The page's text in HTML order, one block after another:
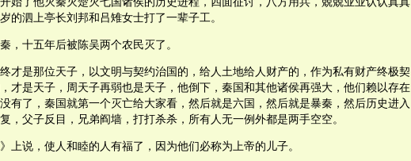
的泗上亭长刘邦和吕雉女士打了一辈子工。
，十五年后被陈吴两个农民灭了。
才是那位天子，以文明与契约治国的，给人土地给人财产的，作为私有财产终极契
才是天子，周天子再弱也是天子，他倒下，秦国和其他诸侯再强大，他们赖以存在
有了，秦国就第一个灭亡给大家看，然后就是六国，然后就是暴秦，然后历史进入
，父子反目，兄弟阎墙，打打杀杀，所有人无一例外都是两手空空。
上说，使人和睦的人有福了，因为他们必称为上帝的儿子。